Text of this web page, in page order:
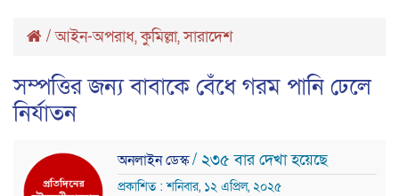
/আইন-অপরাধ,কুমিল্লা,সারাদেশ
সম্পত্তির জন্য বাবাকে বেঁধে গরম পানি ঢেলে
নির্যাতন
অনলাইন ডেস্ক/ ২৩৫ বার দেখা হয়েছে
প্রকাশিত : শনিবার, ১২ এপ্রিল, ২০২৫